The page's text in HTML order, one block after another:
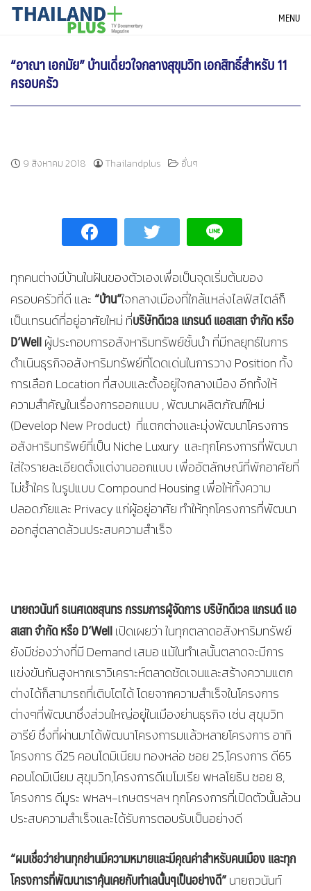
SkipTHAILANDPLUS NEWS MENU
“อาณา เอกมัย” บ้านเดี่ยวใจกลางสุขุมวิท เอกสิทธิ์สำหรับ 11
ครอบครัว
9 สิงหาคม 2018 Thailandplus อื่นๆ
ทุกคนต่างมีบ้านในฝันของตัวเองเพื่อเป็นจุดเริ่มต้นของ
ครอบครัวที่ดี และ“บ้าน”ใจกลางเมืองที่ใกล้แหล่งไลฟ์สไตล์ก็
เป็นเทรนด์ที่อยู่อาศัยใหม่ ที่บริษัทดีเวล แกรนด์ แอสเสท จำกัด หรือ
D’Wellผู้ประกอบการอสังหาริมทรัพย์ชั้นนำ ที่มีกลยุทธ์ในการ
ดำเนินธุรกิจอสังหาริมทรัพย์ที่โดดเด่นในการวาง Position ทั้ง
การเลือก Location ที่สงบและตั้งอยู่ใจกลางเมือง อีกทั้งให้
ความสำคัญในเรื่องการออกแบบ , พัฒนาผลิตภัณฑ์ใหม่
(Develop New Product) ที่แตกต่างและมุ่งพัฒนาโครงการ
อสังหาริมทรัพย์ที่เป็น Niche Luxury และทุกโครงการที่พัฒนา
ใส่ใจรายละเอียดตั้งแต่งานออกแบบ เพื่ออัตลักษณ์ที่พักอาศัยที่
ไม่ซ้ำใคร ในรูปแบบ Compound Housing เพื่อให้ทั้งความ
ปลอดภัยและ Privacy แก่ผู้อยู่อาศัย ทำให้ทุกโครงการที่พัฒนา
ออกสู่ตลาดล้วนประสบความสำเร็จ
นายถวนันท์ ธเนศเดชสุนทร กรรมการผู้จัดการ บริษัทดีเวล แกรนด์ แอ
สเสท จำกัด หรือD’Wellเปิดเผยว่า ในทุกตลาดอสังหาริมทรัพย์
ยังมีช่องว่างที่มี Demand เสมอ แม้ในทำเลนั้นตลาดจะมีการ
แข่งขันกันสูงหากเราวิเคราะห์ตลาดชัดเจนและสร้างความแตก
ต่างได้ก็สามารถที่เติบโตได้ โดยจากความสำเร็จในโครงการ
ต่างๆที่พัฒนาซึ่งส่วนใหญ่อยู่ในเมืองย่านธุรกิจ เช่น สุขุมวิท
อารีย์ ซึ่งที่ผ่านมาได้พัฒนาโครงการมแล้วหลายโครงการ อาทิ
โครงการ ดี25 คอนโดมิเนียม ทองหล่อ ซอย 25,โครงการ ดี65
คอนโดมิเนียม สุขุมวิท,โครงการดีเมโมเรีย พหลโยธิน ซอย 8,
โครงการ ดีมูระ พหลฯ-เกษตรฯลฯ ทุกโครงการที่เปิดตัวนั้นล้วน
ประสบความสำเร็จและได้รับการตอบรับเป็นอย่างดี
“ผมเชื่อว่าย่านทุกย่านมีความหมายและมีคุณค่าสำหรับคนเมือง และทุก
โครงการที่พัฒนาเราคุ้นเคยกับทำเลนั้นๆเป็นอย่างดี”นายถวนันท์